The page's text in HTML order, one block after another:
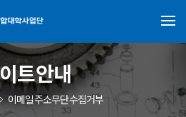
트안내
이메일주소무단수집거부